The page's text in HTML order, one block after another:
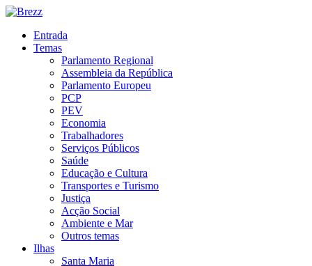
Entrada
Temas
Parlamento Regional
Assembleia da República
Parlamento Europeu
PCP
PEV
Economia
Trabalhadores
Serviços Públicos
Saúde
Educação e Cultura
Transportes e Turismo
Justiça
Acção Social
Ambiente e Mar
Outros temas
Ilhas
Santa Maria